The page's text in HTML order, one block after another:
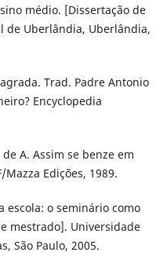
médio. [Dissertação de
de Uberlândia, Uberlândia,
Trad. Padre Antonio
Encyclopedia
de A. Assim se benze em
Mazza Edições, 1989.
escola: o seminário como
mestrado]. Universidade
São Paulo, 2005.